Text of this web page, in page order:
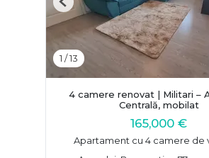
1 /13
Previous
4 camere renovat | Militari –
Centrală, mobilat
165,000 €
Apartament cu 4 camere de